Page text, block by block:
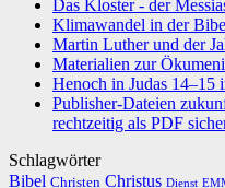
Das Kloster - der
Klimawandel in der
Martin Luther und der
Materialien zur
Henoch in Judas 14–15
Publisher-Dateien
rechtzeitig als PDF
Schlagwörter
Bibel Christen Christus Dienst